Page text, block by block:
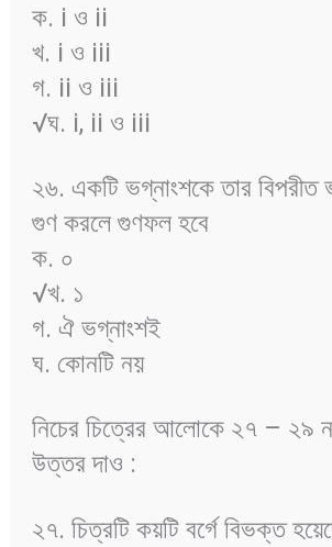
ক. i ও ii
খ. i ও iii
গ. ii ও iii
√ঘ. i, ii ও iii
২৬. একটি ভগ্নাংশকে তার বিপরীত
গুণ করলে গুণফল হবে
ক. ০
√খ. ১
গ. ঐ ভগ্নাংশই
ঘ. কোনটি নয়
নিচের চিত্রের আলোকে ২৭ – ২৯
উত্তর দাও :
২৭. চিত্রটি কয়টি বর্গে বিভক্ত